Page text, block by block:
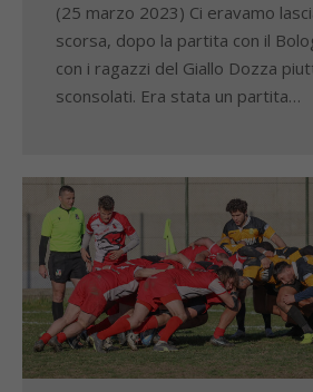
(25 marzo 2023) Ci eravamo
scorsa, dopo la partita con il
con i ragazzi del Giallo Dozza
sconsolati. Era stata un partita…